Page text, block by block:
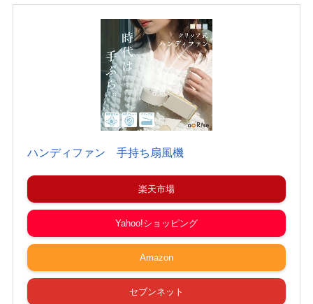
ハンディファン 手持ち扇風機
楽天市場
Yahoo!ショッピング
Amazon
セブンネット